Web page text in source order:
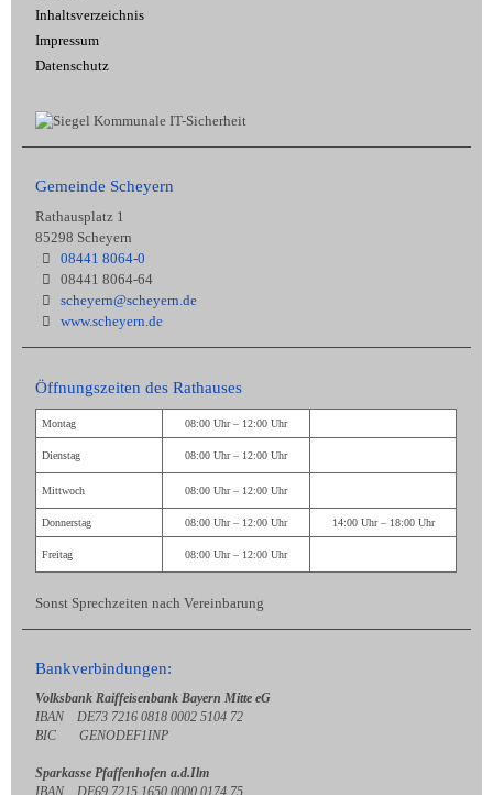
Inhaltsverzeichnis
Impressum
Datenschutz
Gemeinde Scheyern
Rathausplatz 1
85298 Scheyern
08441 8064-0
08441 8064-64
scheyern@scheyern.de
www.scheyern.de
Öffnungszeiten des Rathauses
Montag 08:00 Uhr – 12:00 Uhr
Dienstag 08:00 Uhr – 12:00 Uhr
Mittwoch 08:00 Uhr – 12:00 Uhr
Donnerstag 08:00 Uhr – 12:00 Uhr 14:00 Uhr – 18:00 Uhr
Freitag 08:00 Uhr – 12:00 Uhr
Sonst Sprechzeiten nach Vereinbarung
Bankverbindungen:
Volksbank Raiffeisenbank Bayern Mitte eG
IBAN DE73 7216 0818 0002 5104 72
BIC GENODEF1INP
Sparkasse Pfaffenhofen a.d.Ilm
IBAN DE69 7215 1650 0000 0174 75